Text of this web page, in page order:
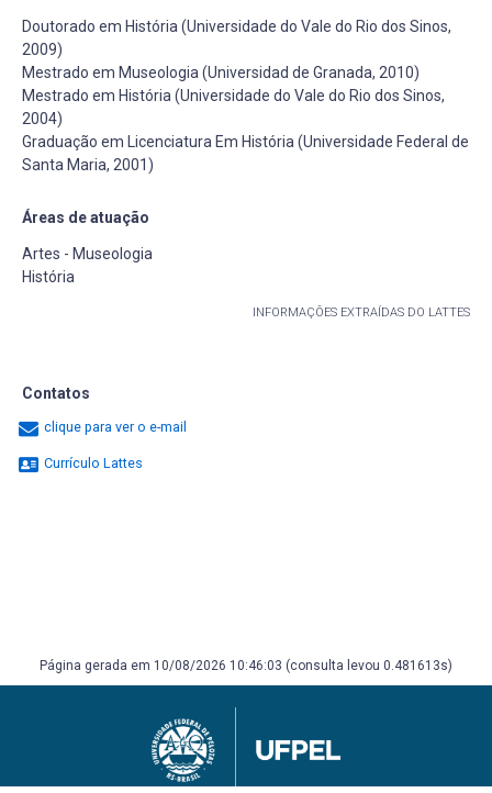
Doutorado em História (Universidade do Vale do Rio dos Sinos,
2009)
Mestrado em Museologia (Universidad de Granada, 2010)
Mestrado em História (Universidade do Vale do Rio dos Sinos,
2004)
Graduação em Licenciatura Em História (Universidade Federal de
Santa Maria, 2001)
Áreas de atuação
Artes - Museologia
História
INFORMAÇÕES EXTRAÍDAS DO LATTES
Contatos
clique para ver o e-mail
Currículo Lattes
Página gerada em 10/08/2026 10:46:03 (consulta levou 0.481613s)